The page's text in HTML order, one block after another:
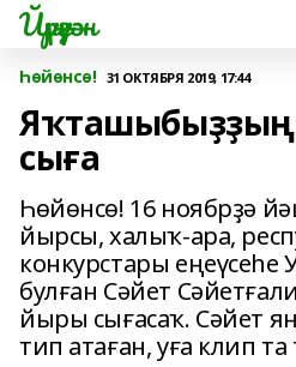
Йүрүҙән
Һөйөнсө! 31 ОКТЯБРЯ 2019, 17:44
сыға
Һөйөнсө! 16 ноябрҙә
йырсы, халыҡ-ара,
конкурстары
булған Сәйет
йыры сығасаҡ. Сәйет
тип атаған, уға клип